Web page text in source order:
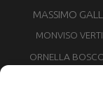
MASSIMO
MONVISO
ORNELLA